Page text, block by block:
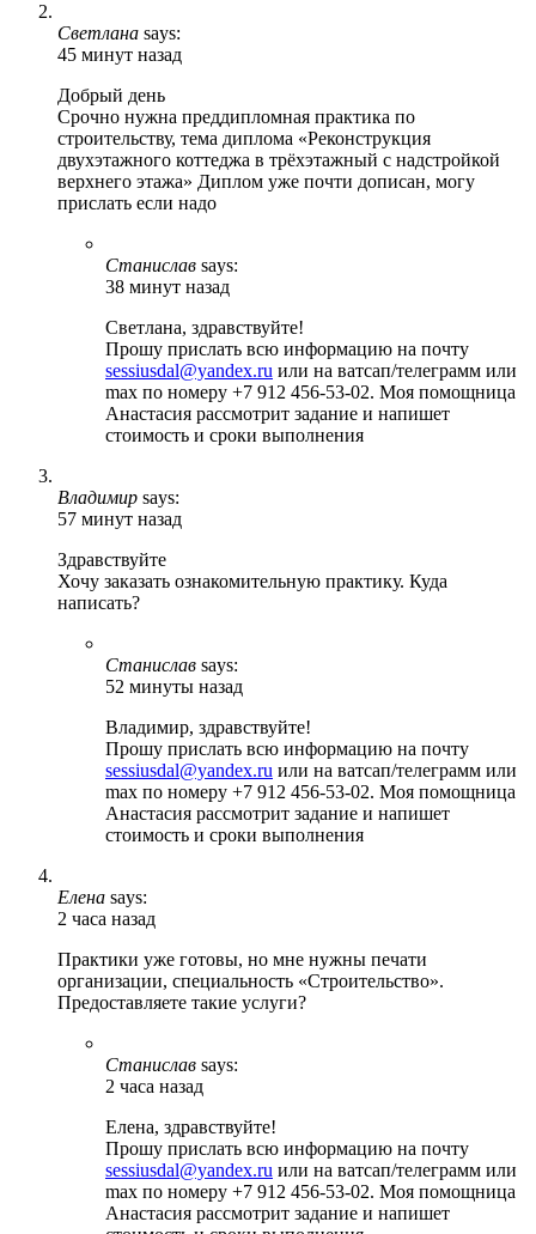
Светлана says:
45 минут назад
Добрый день
Срочно нужна преддипломная практика по
строительству, тема диплома «Реконструкция
двухэтажного коттеджа в трёхэтажный с надстройкой
верхнего этажа» Диплом уже почти дописан, могу
прислать если надо
Станислав says:
38 минут назад
Светлана, здравствуйте!
Прошу прислать всю информацию на почту
sessiusdal@yandex.ru или на ватсап/телеграмм или
max по номеру +7 912 456-53-02. Моя помощница
Анастасия рассмотрит задание и напишет
стоимость и сроки выполнения
Владимир says:
57 минут назад
Здравствуйте
Хочу заказать ознакомительную практику. Куда
написать?
Станислав says:
52 минуты назад
Владимир, здравствуйте!
Прошу прислать всю информацию на почту
sessiusdal@yandex.ru или на ватсап/телеграмм или
max по номеру +7 912 456-53-02. Моя помощница
Анастасия рассмотрит задание и напишет
стоимость и сроки выполнения
Елена says:
2 часа назад
Практики уже готовы, но мне нужны печати
организации, специальность «Строительство».
Предоставляете такие услуги?
Станислав says:
2 часа назад
Елена, здравствуйте!
Прошу прислать всю информацию на почту
sessiusdal@yandex.ru или на ватсап/телеграмм или
max по номеру +7 912 456-53-02. Моя помощница
Анастасия рассмотрит задание и напишет